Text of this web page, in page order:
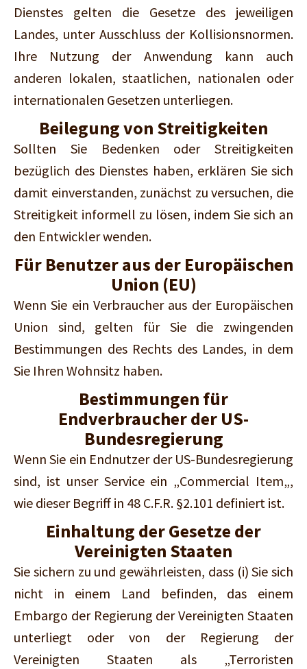
Dienstes gelten die Gesetze des jeweiligen
Landes, unter Ausschluss der Kollisionsnormen.
Ihre Nutzung der Anwendung kann auch
anderen lokalen, staatlichen, nationalen oder
internationalen Gesetzen unterliegen.
Beilegung von Streitigkeiten
Sollten Sie Bedenken oder Streitigkeiten
bezüglich des Dienstes haben, erklären Sie sich
damit einverstanden, zunächst zu versuchen, die
Streitigkeit informell zu lösen, indem Sie sich an
den Entwickler wenden.
Für Benutzer aus der Europäischen
Union (EU)
Wenn Sie ein Verbraucher aus der Europäischen
Union sind, gelten für Sie die zwingenden
Bestimmungen des Rechts des Landes, in dem
Sie Ihren Wohnsitz haben.
Bestimmungen für
Endverbraucher der US-
Bundesregierung
Wenn Sie ein Endnutzer der US-Bundesregierung
sind, ist unser Service ein „Commercial Item„,
wie dieser Begriff in 48 C.F.R. §2.101 definiert ist.
Einhaltung der Gesetze der
Vereinigten Staaten
Sie sichern zu und gewährleisten, dass (i) Sie sich
nicht in einem Land befinden, das einem
Embargo der Regierung der Vereinigten Staaten
unterliegt oder von der Regierung der
Vereinigten Staaten als „Terroristen